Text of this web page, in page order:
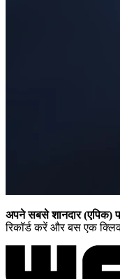
अपने सबसे शानदार (एपिक)
रिकॉर्ड करें और बस एक